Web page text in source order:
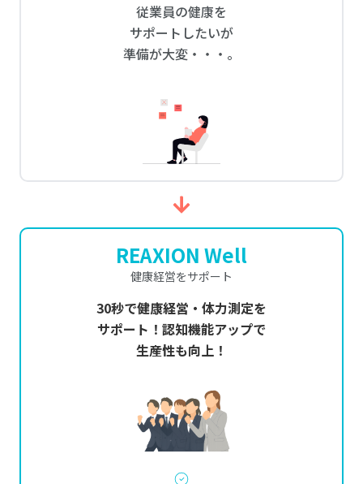
従業員の健康を
サポートしたいが
準備が大変・・・。
REAXION Well
健康経営をサポート
30秒で健康経営・体力測定を
サポート！認知機能アップで
生産性も向上！